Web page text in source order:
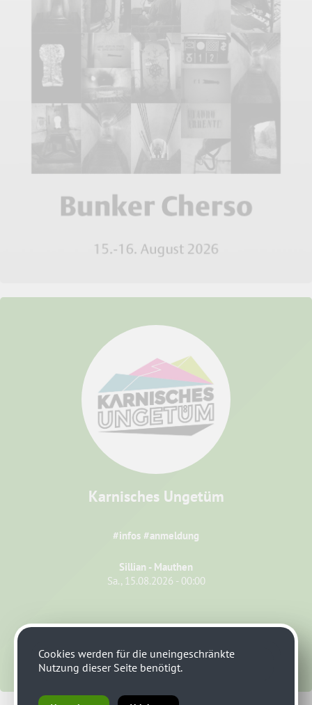
Karnisches Ungetüm
#infos #anmeldung
Sillian - Mauthen
Sa., 15.08.2026 - 00:00
Cookies werden für die uneingeschränkte
Nutzung dieser Seite benötigt.